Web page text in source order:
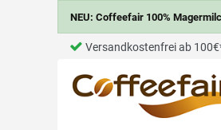
NEU: Coffeefair 100%
Versandkostenfrei ab